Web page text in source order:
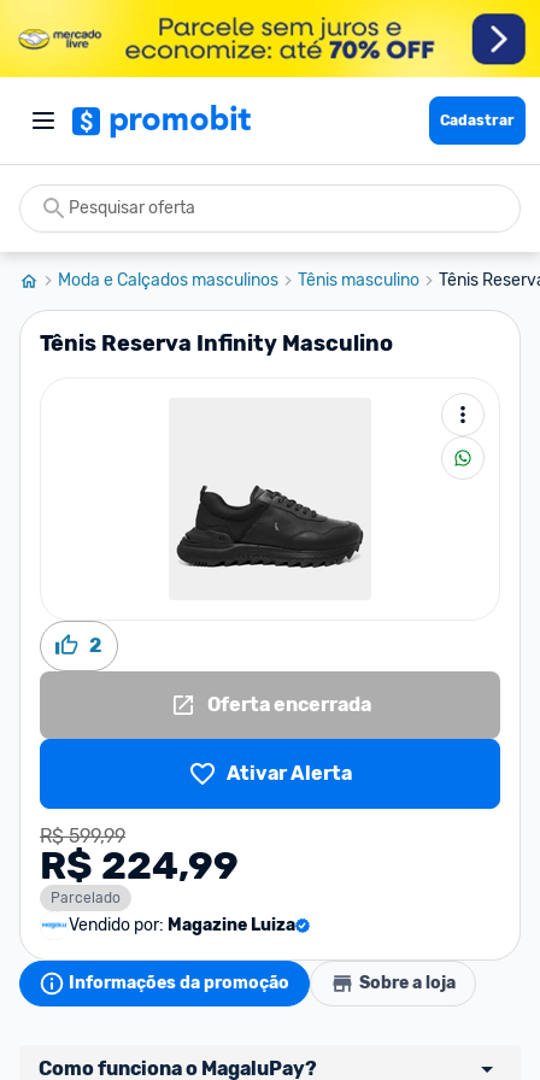
Cadastrar
Moda e Calçados masculinos Tênis masculino Tênis
Tênis Reserva Infinity Masculino
2
Oferta encerrada
Ativar Alerta
R$ 599,99
R$ 224,99
Parcelado
Vendido por: Magazine Luiza
Informações da promoção Sobre a loja
Como funciona o MagaluPay?